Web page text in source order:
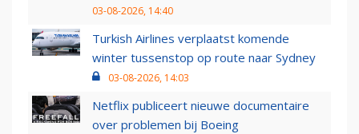
03-08-2026, 14:40
Turkish Airlines verplaatst komende
winter tussenstop op route naar Sydney
03-08-2026, 14:03
Netflix publiceert nieuwe documentaire
over problemen bij Boeing